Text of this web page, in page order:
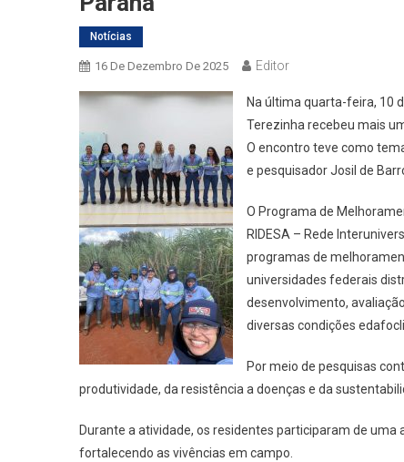
Notícias
16 De Dezembro De 2025 Editor
Na última quarta-feira, 10
Terezinha recebeu mais
O encontro teve como
e pesquisador Josil de
O Programa de
RIDESA – Rede
programas de
universidades federais
desenvolvimento,
diversas condições
Por meio de pesquisas
produtividade, da resistência a doenças e da
Durante a atividade, os residentes participaram de
fortalecendo as vivências em campo.